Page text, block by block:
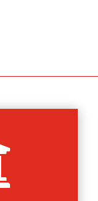
que la
por el banco